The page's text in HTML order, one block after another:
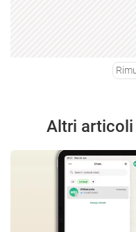
Altri articoli